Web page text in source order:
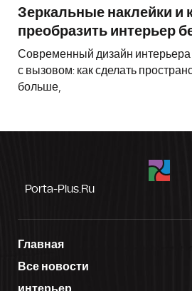
Зеркальные наклейки и
преобразить интерьер
Современный дизайн интерьера
с вызовом: как сделать
больше,
Porta-Plus.ru
Главная
Все новости
интерьер